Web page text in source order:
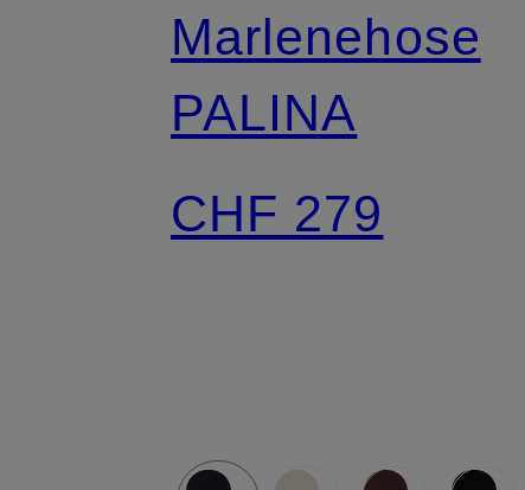
Marlenehose
PALINA
CHF 279